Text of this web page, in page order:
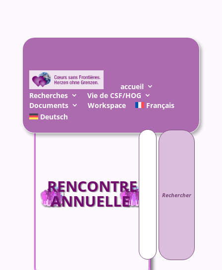
accueil
Recherches
Vie de CSF/HOG
Documents
Workspace
Français
Deutsch
Rechercher :
RENCONTRE
ANNUELLE